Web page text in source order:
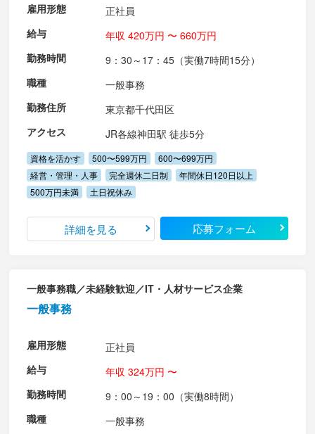
雇用形態
正社員
給与
年収 420万円 〜 660万円
勤務時間
9：30～17：45（実働7時間15分）
職種
一般事務
勤務住所
東京都千代田区
アクセス
JR各線神田駅 徒歩5分
資格を活かす 500〜599万円
600〜699万円
経営・管理・人事
完全週休二日制
年間休日120日以上
500万円未満
土日祝休み
詳細を見る 応募フォーム
一般事務職／未経験歓迎／IT・人材サービス企業
一般事務
雇用形態
正社員
給与
年収 324万円 〜
勤務時間
9：00～19：00（実働8時間）
職種
一般事務